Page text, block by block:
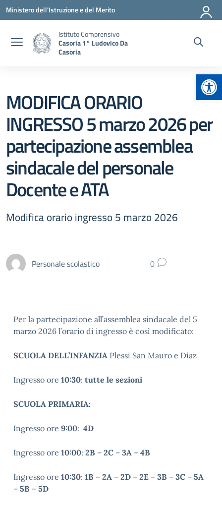
Vai ai contenuti
Vai al menu di navigazione
Vai al footer
Ministero dell'Istruzione e del Merito
Istituto Comprensivo
Casoria 1° Ludovico Da
Casoria
MODIFICA ORARIO
INGRESSO 5 marzo 2026 per
partecipazione assemblea
sindacale del personale
Docente e ATA
Modifica orario ingresso 5 marzo 2026
Personale scolastico 0
Per la partecipazione all’assemblea sindacale del 5
marzo 2026 l’orario di ingresso è così modificato:
SCUOLA DELL’INFANZIA Plessi San Mauro e Diaz
Ingresso ore 10:30: tutte le sezioni
SCUOLA PRIMARIA:
Ingresso ore 9:00: 4D
Ingresso ore 10:00: 2B – 2C – 3A – 4B
Ingresso ore 10:30: 1B – 2A – 2D – 2E – 3B – 3C – 5A
– 5B – 5D